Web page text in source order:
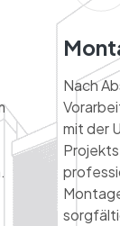
Nach
mit der